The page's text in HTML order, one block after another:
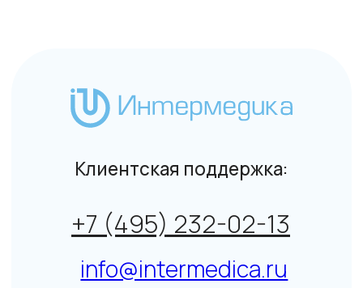
© Интермедика 1999–2026
лицам и индивидуальным предпринимателям